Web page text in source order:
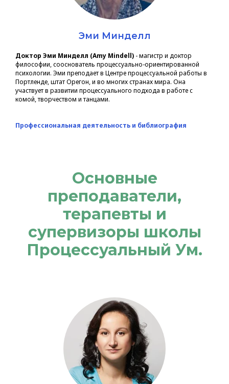
Эми Минделл
Доктор Эми Минделл (Amy Mindell) - магистр и доктор
философии, сооснователь процессуально-ориентированной
психологии. Эми преподает в Центре процессуальной работы в
Портленде, штат Орегон, и во многих странах мира. Она
участвует в развитии процессуального подхода в работе с
комой, творчеством и танцами.
Профессиональная деятельность и библиография
Основные
преподаватели,
терапевты и
супервизоры школы
Процессуальный Ум.